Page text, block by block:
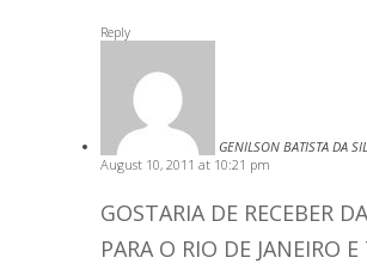
Reply
GENILSON BATISTA DA
August 10, 2011 at 10:21 pm
GOSTARIA DE RECEBER
PARA O RIO DE JANEIRO